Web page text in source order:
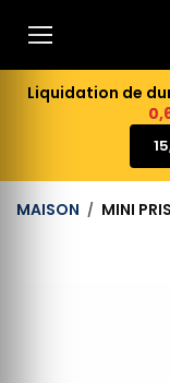
CONTE
NU
Liquidation de
MAISON MINI